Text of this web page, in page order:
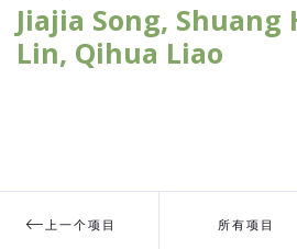
Jiajia Song, Shuang
Lin, Qihua Liao
上一个项目 所有项目